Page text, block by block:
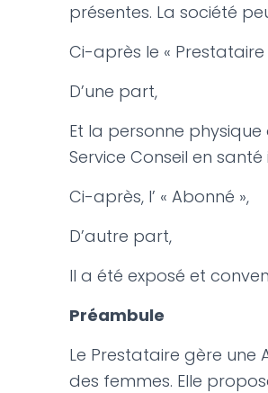
présentes. La société
Ci-après le « Prestataire
D’une part,
Et la personne
Service Conseil en
Ci-après, l’ « Abonné »,
D’autre part,
Il a été exposé et
Préambule
Le Prestataire gère une
des femmes. Elle